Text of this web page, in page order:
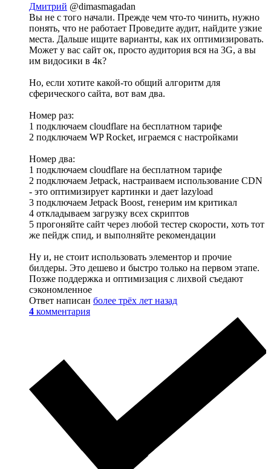
Дмитрий @dimasmagadan
Вы не с того начали. Прежде чем что-то чинить, нужно
понять, что не работает Проведите аудит, найдите узкие
места. Дальше ищите варианты, как их оптимизировать.
Может у вас сайт ок, просто аудитория вся на 3G, а вы
им видосики в 4к?
Но, если хотите какой-то общий алгоритм для
сферического сайта, вот вам два.
Номер раз:
1 подключаем cloudflare на бесплатном тарифе
2 подключаем WP Rocket, играемся с настройками
Номер два:
1 подключаем cloudflare на бесплатном тарифе
2 подключаем Jetpack, настраиваем использование CDN
- это оптимизирует картинки и дает lazyload
3 подключаем Jetpack Boost, генерим им критикал
4 откладываем загрузку всех скриптов
5 прогоняйте сайт через любой тестер скорости, хоть тот
же пейдж спид, и выполняйте рекомендации
Ну и, не стоит использовать элементор и прочие
билдеры. Это дешево и быстро только на первом этапе.
Позже поддержка и оптимизация с лихвой съедают
сэкономленное
Ответ написан более трёх лет назад
4 комментария